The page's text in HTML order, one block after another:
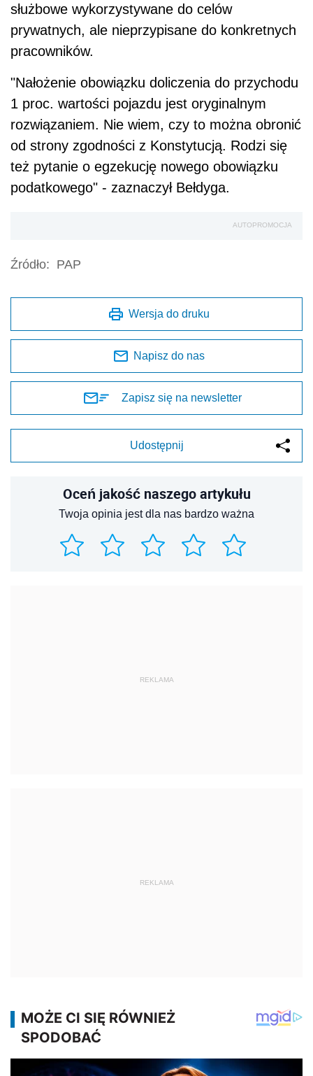
służbowe wykorzystywane do celów
prywatnych, ale nieprzypisane do konkretnych
pracowników.
"Nałożenie obowiązku doliczenia do przychodu
1 proc. wartości pojazdu jest oryginalnym
rozwiązaniem. Nie wiem, czy to można obronić
od strony zgodności z Konstytucją. Rodzi się
też pytanie o egzekucję nowego obowiązku
podatkowego" - zaznaczył Bełdyga.
AUTOPROMOCJA
Źródło: PAP
Wersja do druku
Napisz do nas
Zapisz się na newsletter
Udostępnij
Oceń jakość naszego artykułu
Twoja opinia jest dla nas bardzo ważna
REKLAMA
REKLAMA